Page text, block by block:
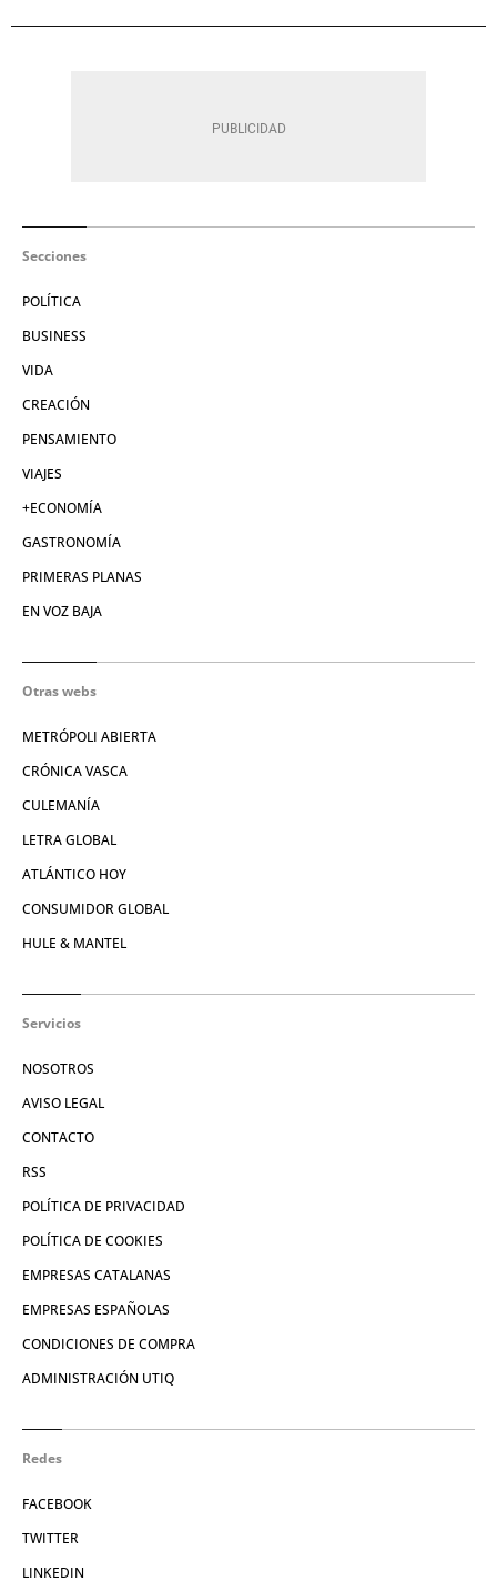
Secciones
POLÍTICA
BUSINESS
VIDA
CREACIÓN
PENSAMIENTO
VIAJES
+ECONOMÍA
GASTRONOMÍA
PRIMERAS PLANAS
EN VOZ BAJA
Otras webs
METRÓPOLI ABIERTA
CRÓNICA VASCA
CULEMANÍA
LETRA GLOBAL
ATLÁNTICO HOY
CONSUMIDOR GLOBAL
HULE & MANTEL
Servicios
NOSOTROS
AVISO LEGAL
CONTACTO
RSS
POLÍTICA DE PRIVACIDAD
POLÍTICA DE COOKIES
EMPRESAS CATALANAS
EMPRESAS ESPAÑOLAS
CONDICIONES DE COMPRA
ADMINISTRACIÓN UTIQ
Redes
FACEBOOK
TWITTER
LINKEDIN